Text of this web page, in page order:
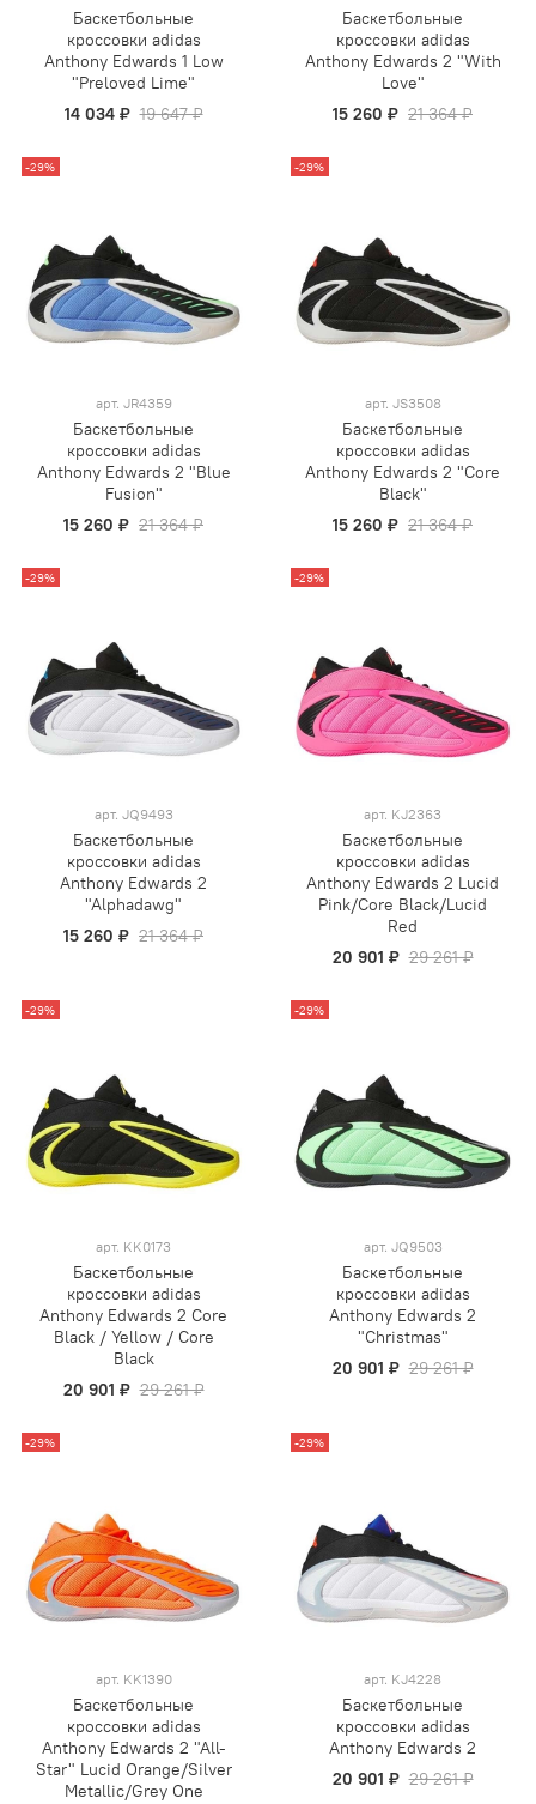
Баскетбольные
кроссовки adidas
Anthony Edwards 1 Low
"Preloved Lime"
14 034 ₽ 19 647 ₽
Баскетбольные
кроссовки adidas
Anthony Edwards 2 "With
Love"
15 260 ₽ 21 364 ₽
-29%
арт. JR4359
Баскетбольные
кроссовки adidas
Anthony Edwards 2 "Blue
Fusion"
15 260 ₽ 21 364 ₽
-29%
арт. JS3508
Баскетбольные
кроссовки adidas
Anthony Edwards 2 "Core
Black"
15 260 ₽ 21 364 ₽
-29%
арт. JQ9493
Баскетбольные
кроссовки adidas
Anthony Edwards 2
"Alphadawg"
15 260 ₽ 21 364 ₽
-29%
арт. KJ2363
Баскетбольные
кроссовки adidas
Anthony Edwards 2 Lucid
Pink/Core Black/Lucid
Red
20 901 ₽ 29 261 ₽
-29%
арт. KK0173
Баскетбольные
кроссовки adidas
Anthony Edwards 2 Core
Black / Yellow / Core
Black
20 901 ₽ 29 261 ₽
-29%
арт. JQ9503
Баскетбольные
кроссовки adidas
Anthony Edwards 2
"Christmas"
20 901 ₽ 29 261 ₽
-29%
арт. KK1390
Баскетбольные
кроссовки adidas
Anthony Edwards 2 "All-
Star" Lucid Orange/Silver
Metallic/Grey One
-29%
арт. KJ4228
Баскетбольные
кроссовки adidas
Anthony Edwards 2
20 901 ₽ 29 261 ₽